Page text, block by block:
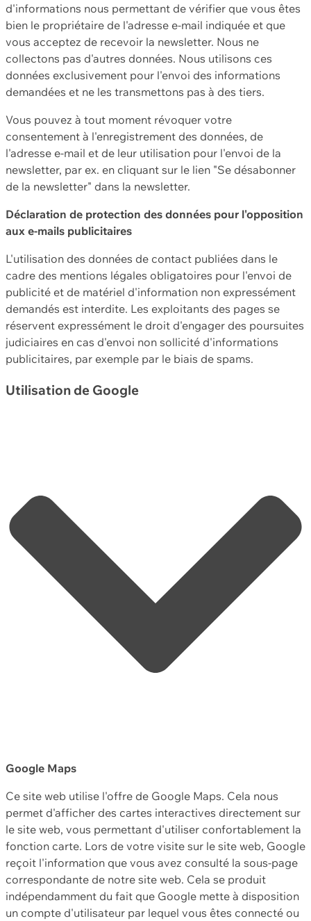
d'informations nous permettant de vérifier que vous êtes
bien le propriétaire de l'adresse e-mail indiquée et que
vous acceptez de recevoir la newsletter. Nous ne
collectons pas d'autres données. Nous utilisons ces
données exclusivement pour l'envoi des informations
demandées et ne les transmettons pas à des tiers.
Vous pouvez à tout moment révoquer votre
consentement à l'enregistrement des données, de
l'adresse e-mail et de leur utilisation pour l'envoi de la
newsletter, par ex. en cliquant sur le lien "Se désabonner
de la newsletter" dans la newsletter.
Déclaration de protection des données pour l'opposition
aux e-mails publicitaires
L'utilisation des données de contact publiées dans le
cadre des mentions légales obligatoires pour l'envoi de
publicité et de matériel d'information non expressément
demandés est interdite. Les exploitants des pages se
réservent expressément le droit d'engager des poursuites
judiciaires en cas d'envoi non sollicité d'informations
publicitaires, par exemple par le biais de spams.
Utilisation de Google
Google Maps
Ce site web utilise l'offre de Google Maps. Cela nous
permet d'afficher des cartes interactives directement sur
le site web, vous permettant d'utiliser confortablement la
fonction carte. Lors de votre visite sur le site web, Google
reçoit l'information que vous avez consulté la sous-page
correspondante de notre site web. Cela se produit
indépendamment du fait que Google mette à disposition
un compte d'utilisateur par lequel vous êtes connecté ou